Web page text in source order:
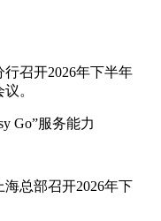
召开2026年下半年
。
Go”服务能力
海总部召开2026年下